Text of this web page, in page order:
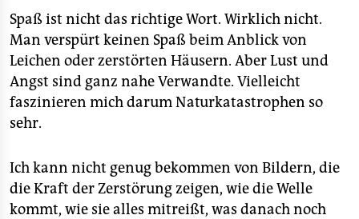
wahrheit
verlag
verlag
veranstaltungen
fragen & hilfe
unterstützen
Spaß ist nicht das richtige Wort. Wirklich nicht.
Man verspürt keinen Spaß beim Anblick von
Leichen oder zerstörten Häusern. Aber Lust und
Angst sind ganz nahe Verwandte. Vielleicht
faszinieren mich darum Naturkatastrophen so
sehr.
Ich kann nicht genug bekommen von Bildern, die
die Kraft der Zerstörung zeigen, wie die Welle
kommt, wie sie alles mitreißt, was danach noch